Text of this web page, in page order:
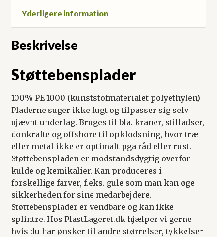
Yderligere information
Beskrivelse
Støttebensplader
100% PE-1000 (kunststofmaterialet polyethylen)
Pladerne suger ikke fugt og tilpasser sig selv
ujævnt underlag. Bruges til bla. kraner, stilladser,
donkrafte og offshore til opklodsning, hvor træ
eller metal ikke er optimalt pga råd eller rust.
Støttebenspladen er modstandsdygtig overfor
kulde og kemikalier. Kan produceres i
forskellige farver, f.eks. gule som man kan øge
sikkerheden for sine medarbejdere.
Støttebensplader er vendbare og kan ikke
splintre. Hos PlastLageret.dk hjælper vi gerne
hvis du har ønsker til andre størrelser, tykkelser